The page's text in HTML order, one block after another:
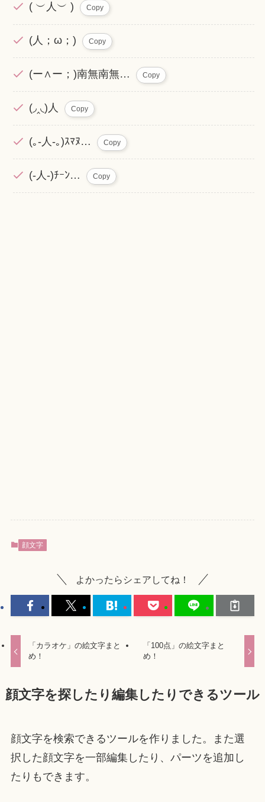
( ︶人︶ ) Copy
(人；ω；) Copy
(ー∧ー；)南無南無… Copy
(◞‸◟)人 Copy
(｡-人-｡)ｽﾏﾇ… Copy
(-人-)ﾁｰﾝ… Copy
顔文字
よかったらシェアしてね！
「カラオケ」の絵文字まと
め！
「100点」の絵文字まと
め！
顔文字を探したり編集したりできるツール
顔文字を検索できるツールを作りました。また選
択した顔文字を一部編集したり、パーツを追加し
たりもできます。